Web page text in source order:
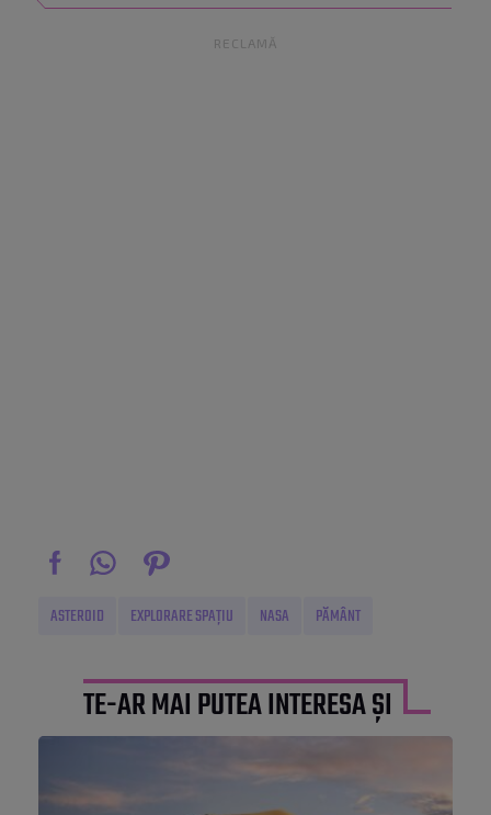
RECLAMĂ
ASTEROID EXPLORARE SPAȚIU NASA PĂMÂNT
TE-AR MAI PUTEA INTERESA ȘI